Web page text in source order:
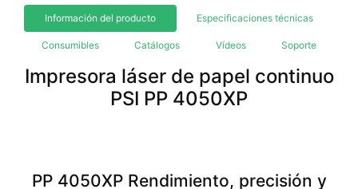
Información del producto Especificaciones técnicas
Consumibles Catálogos Vídeos Soporte
Impresora láser de papel continuo
PSI PP 4050XP
PP 4050XP Rendimiento, precisión y